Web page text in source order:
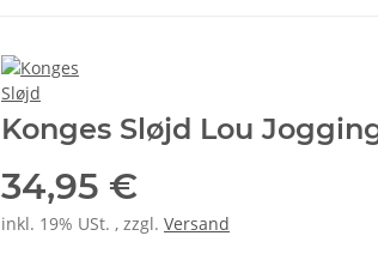
Konges Sløjd Lou
34,95 €
inkl. 19% USt. , zzgl. Versand